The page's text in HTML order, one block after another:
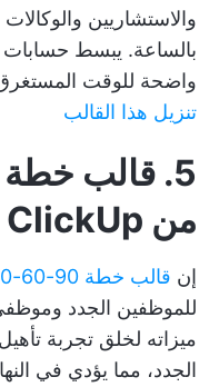
والاستشاريين
بالساعة. يبسط
واضحة للوقت
تنزيل هذا القالب
من ClickUp
إن قالب خطة ClickUp 30-60-90 يومًا
للموظفين الجدد
ميزاته لخلق تجربة
الجدد، مما يؤدي في